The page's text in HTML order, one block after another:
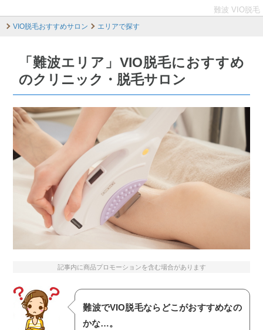
難波 VIO脱毛
VIO脱毛おすすめサロン
エリアで探す
「難波エリア」VIO脱毛におすすめ
のクリニック・脱毛サロン
記事内に商品プロモーションを含む場合があります
難波でVIO脱毛ならどこがおすすめなの
かな…。